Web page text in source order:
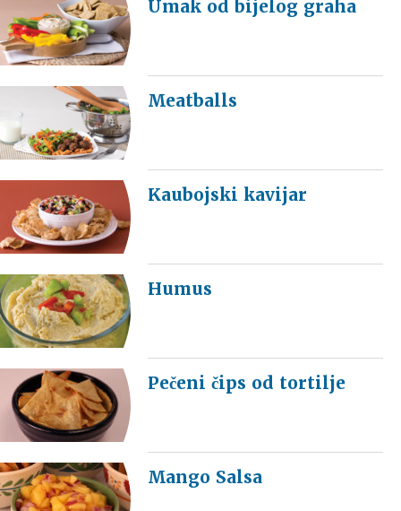
Umak od bijelog graha
Meatballs
Kaubojski kavijar
Humus
Pečeni čips od tortilje
Mango Salsa